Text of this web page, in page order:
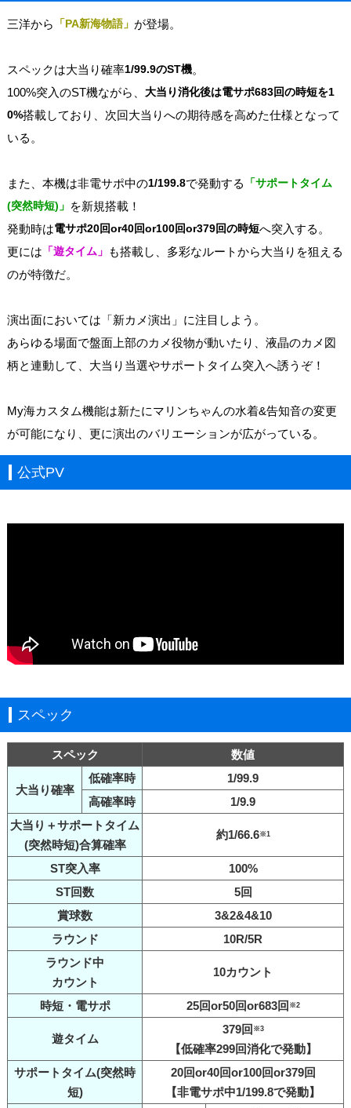
三洋から 「PA新海物語」 が登場。
スペックは大当り確率1/99.9のST機。
100%突入のST機ながら、 大当り消化後は電サポ683回の時短を1
0%搭載しており、次回大当りへの期待感を高めた仕様となって
いる。
また、本機は非電サポ中の1/199.8で発動する
「サポートタイム
(突然時短)」 を新規搭載！
発動時は電サポ20回or40回or100回or379回の時短へ突入する。
更には 「遊タイム」 も搭載し、多彩なルートから大当りを狙える
のが特徴だ。
演出面においては「新カメ演出」に注目しよう。
あらゆる場面で盤面上部のカメ役物が動いたり、液晶のカメ図
柄と連動して、大当り当選やサポートタイム突入へ誘うぞ！
My海カスタム機能は新たにマリンちゃんの水着&告知音の変更
が可能になり、更に演出のバリエーションが広がっている。
公式PV
スペック
スペック 数値
大当り確率
低確率時
1/99.9
高確率時
1/9.9
大当り＋サポートタイム
(突然時短)合算確率
約1/66.6※1
ST突入率
100%
ST回数
5回
賞球数
3&2&4&10
ラウンド
10R/5R
ラウンド中
カウント
10カウント
時短・電サポ 25回or50回or683回 ※2
遊タイム
379回 ※3
【低確率299回消化で発動】
サポートタイム(突然時
短)
20回or40回or100回or379回
【非電サポ中1/199.8で発動】